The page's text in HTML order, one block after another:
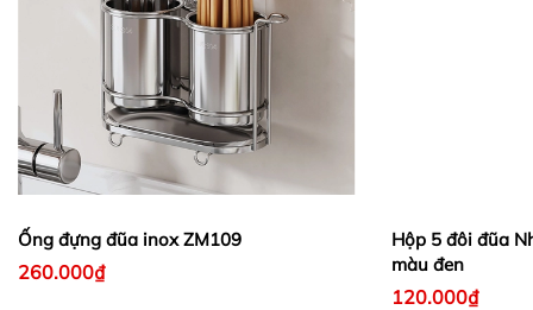
Ống đựng đũa inox ZM109
260.000₫
Hộp 5 đôi đũa
màu đen
120.000₫